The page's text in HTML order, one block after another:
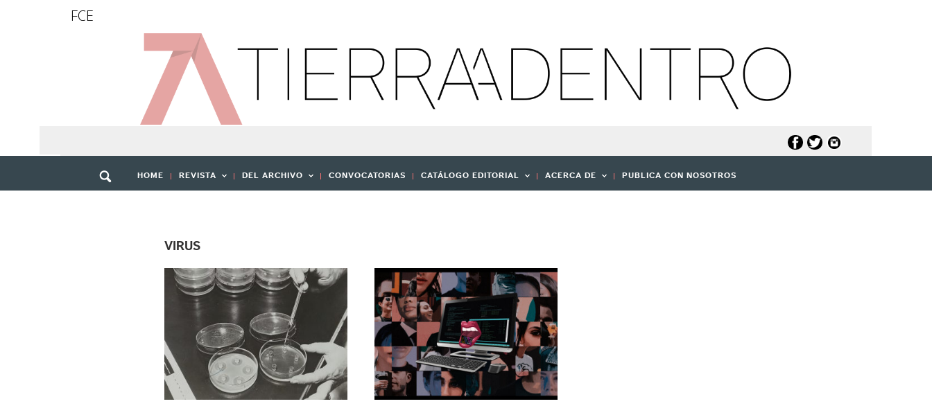
FCE
HOME REVISTA DEL ARCHIVO CONVOCATORIAS CATÁLOGO EDITORIAL ACERCA DE PUBLICA CON NOSOTROS
VIRUS